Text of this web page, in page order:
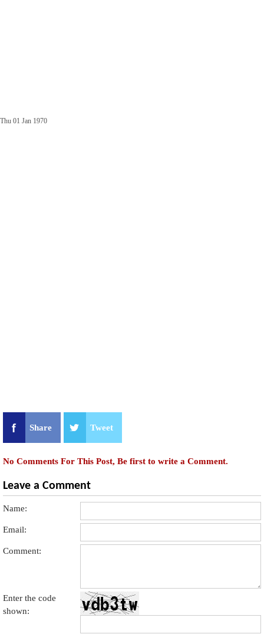
Thu 01 Jan 1970
Share Tweet
No Comments For This Post, Be first to write a Comment.
Leave a Comment
Name:
Email:
Comment:
Enter the code
shown: